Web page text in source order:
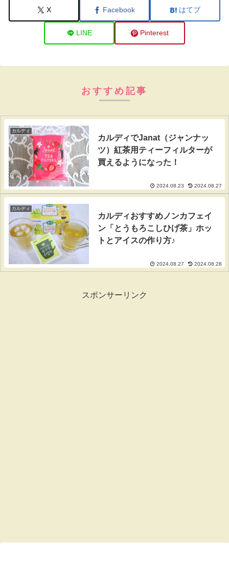
X Facebook はてブ
LINE Pinterest
おすすめ記事
カルディ
カルディでJanat（ジャンナッ
ツ）紅茶用ティーフィルターが
買えるようになった！
2024.08.23 2024.08.27
カルディ
カルディおすすめノンカフェイ
ン「とうもろこしひげ茶」ホッ
トとアイスの作り方♪
2024.08.27 2024.08.28
スポンサーリンク